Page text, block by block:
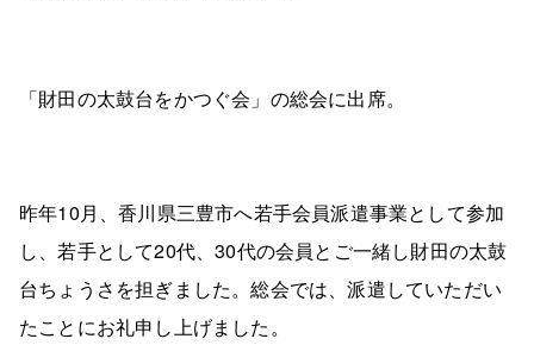
「財田の太鼓台をかつぐ会」の総会に出席。
昨年10月、香川県三豊市へ若手会員派遣事業として参加
し、若手として20代、30代の会員とご一緒し財田の太鼓
台ちょうさを担ぎました。総会では、派遣していただい
たことにお礼申し上げました。